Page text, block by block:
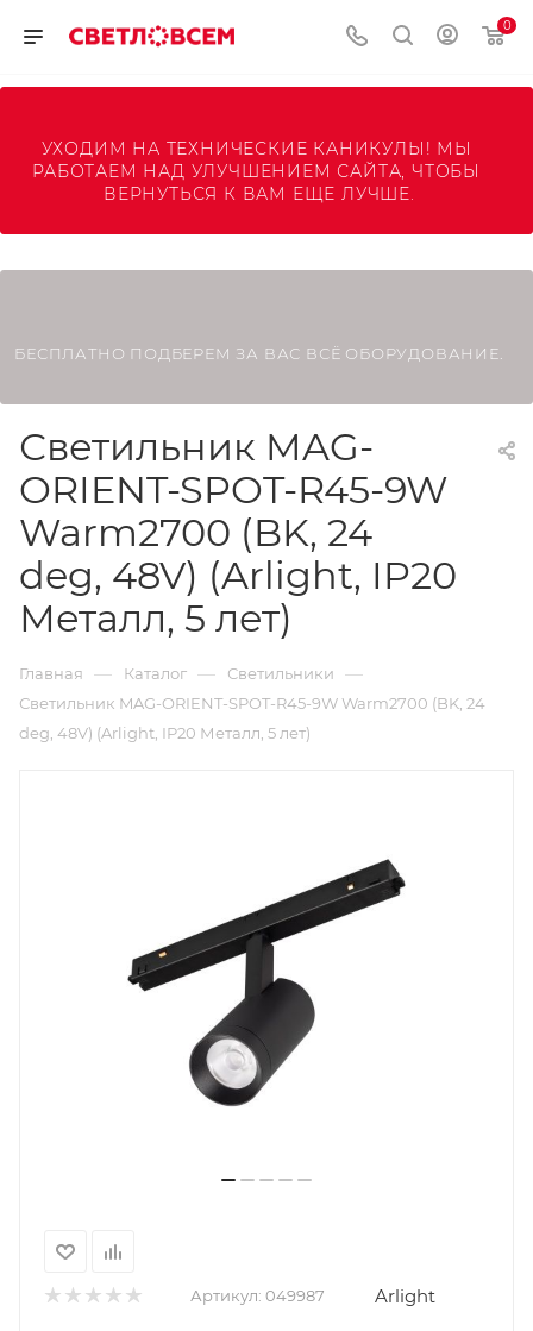
0
УХОДИМ НА ТЕХНИЧЕСКИЕ КАНИКУЛЫ! МЫ
РАБОТАЕМ НАД УЛУЧШЕНИЕМ САЙТА, ЧТОБЫ
ВЕРНУТЬСЯ К ВАМ ЕЩЕ ЛУЧШЕ.
БЕСПЛАТНО ПОДБЕРЕМ ЗА ВАС ВСЁ ОБОРУДОВАНИЕ.
Светильник MAG-
ORIENT-SPOT-R45-9W
Warm2700 (BK, 24
deg, 48V) (Arlight, IP20
Металл, 5 лет)
Главная — Каталог — Светильники —
Светильник MAG-ORIENT-SPOT-R45-9W Warm2700 (BK, 24
deg, 48V) (Arlight, IP20 Металл, 5 лет)
Артикул: 049987 Arlight